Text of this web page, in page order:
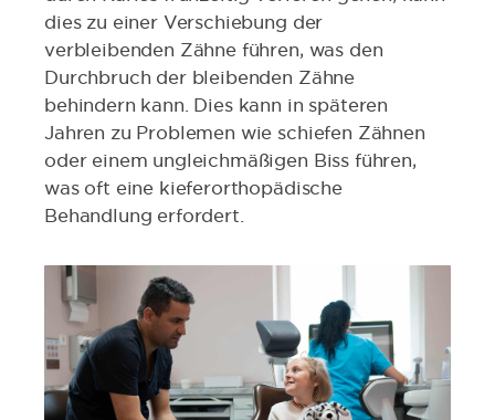
dies zu einer Verschiebung der
verbleibenden Zähne führen, was den
Durchbruch der bleibenden Zähne
behindern kann. Dies kann in späteren
Jahren zu Problemen wie schiefen Zähnen
oder einem ungleichmäßigen Biss führen,
was oft eine kieferorthopädische
Behandlung erfordert.